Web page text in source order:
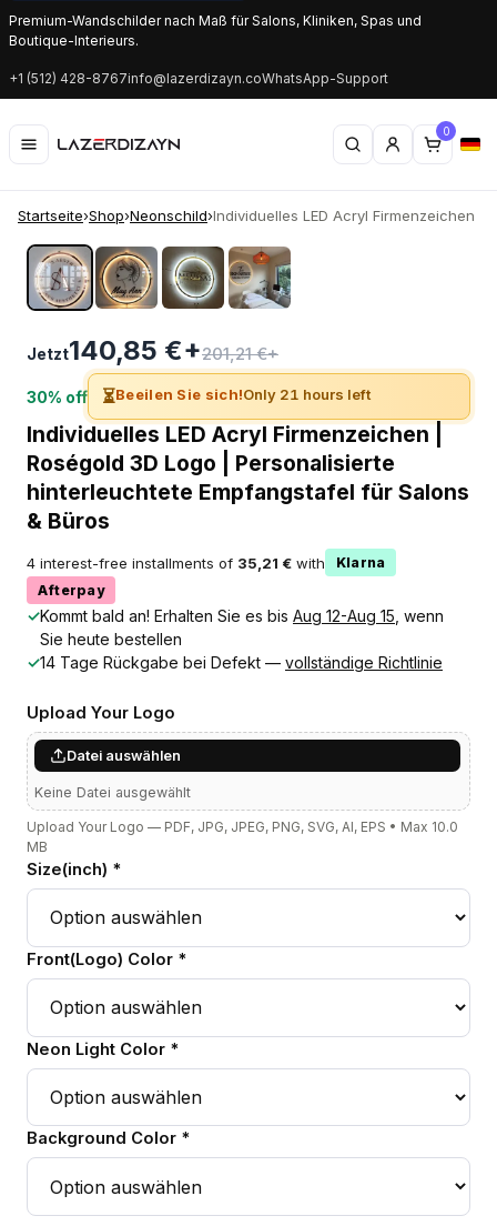
Premium-Wandschilder nach Maß für Salons, Kliniken, Spas und
Boutique-Interieurs.
+1 (512) 428-8767info@lazerdizayn.coWhatsApp-Support
0
Startseite›Shop›Neonschild›Individuelles LED Acryl Firmenzeichen |...
‹
Jetzt140,85 €+201,21 €+
30% off ⏳Beeilen Sie sich!Only 21 hours left
Individuelles LED Acryl Firmenzeichen |
Roségold 3D Logo | Personalisierte
hinterleuchtete Empfangstafel für Salons
& Büros
4 interest-free installments of 35,21 € with
Klarna
Afterpay
✓Kommt bald an! Erhalten Sie es bis Aug 12-Aug 15 , wenn
Sie heute bestellen
✓14 Tage Rückgabe bei Defekt — vollständige Richtlinie
Upload Your Logo
Datei auswählen
Keine Datei ausgewählt
Upload Your Logo — PDF, JPG, JPEG, PNG, SVG, AI, EPS • Max 10.0
MB
Size(inch) *
Front(Logo) Color *
Neon Light Color *
Background Color *